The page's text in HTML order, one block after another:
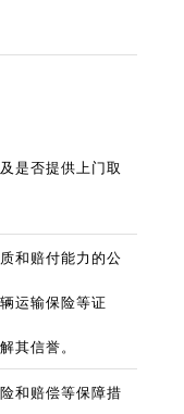
是否提供上门取
和赔付能力的公
运输保险等证
其信誉。
和赔偿等保障措